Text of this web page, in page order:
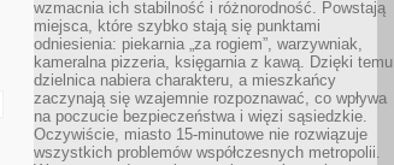
wzmacnia ich stabilność i różnorodność. Powstają
miejsca, które szybko stają się punktami
odniesienia: piekarnia „za rogiem”, warzywniak,
kameralna pizzeria, księgarnia z kawą. Dzięki temu
dzielnica nabiera charakteru, a mieszkańcy
zaczynają się wzajemnie rozpoznawać, co wpływa
na poczucie bezpieczeństwa i więzi sąsiedzkie.
Oczywiście, miasto 15-minutowe nie rozwiązuje
wszystkich problemów współczesnych metropolii.